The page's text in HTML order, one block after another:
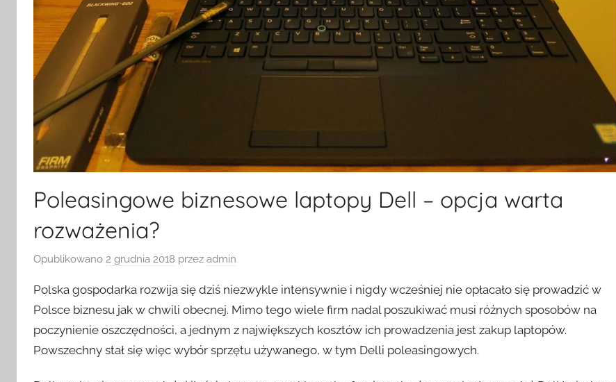
Poleasingowe biznesowe laptopy Dell – opcja warta
rozważenia?
Opublikowano 2 grudnia 2018 przez admin
Polska gospodarka rozwija się dziś niezwykle intensywnie i nigdy wcześniej nie opłacało się prowadzić w
Polsce biznesu jak w chwili obecnej. Mimo tego wiele firm nadal poszukiwać musi różnych sposobów na
poczynienie oszczędności, a jednym z największych kosztów ich prowadzenia jest zakup laptopów.
Powszechny stał się więc wybór sprzętu używanego, w tym Delli poleasingowych.